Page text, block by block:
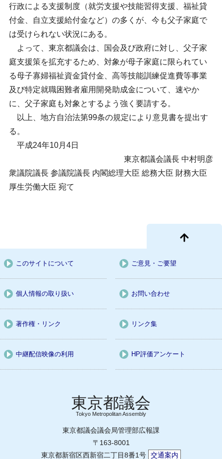
行政による支援制度（就労支援や技能習得支援、福祉貸
付金、自立支援給付金など）の多くが、今も父子家庭で
は受けられない状況にある。
よって、東京都議会は、国会及び政府に対し、父子家
庭支援策を拡充するため、対象が母子家庭に限られてい
る母子寡婦福祉資金貸付金、高等技能訓練促進費等事業
及び特定就職困難者雇用開発助成金について、速やか
に、父子家庭も対象とするよう強く要請する。
以上、地方自治法第99条の規定により意見書を提出す
る。
平成24年10月4日
東京都議会議長 中村明彦
衆議院議長 参議院議長 内閣総理大臣 総務大臣 財務大臣
厚生労働大臣 宛て
このサイトについて ご意見・ご要望
個人情報の取り扱い お問い合わせ
著作権・リンク リンク集
中継配信映像の利用 HP評価アンケート
Tokyo Metropolitan Assembly
東京都議会議会局管理部広報課
〒163-8001
東京都新宿区西新宿二丁目8番1号 交通案内